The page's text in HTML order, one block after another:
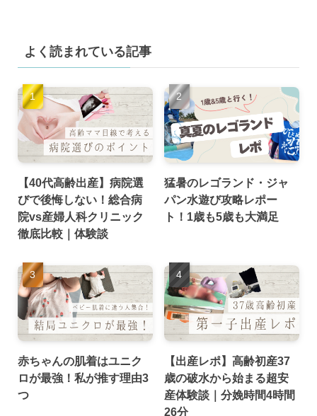
よく読まれている記事
【40代高齢出産】病院選
びで後悔しない！総合病
院vs産婦人科クリニック
徹底比較｜体験談
猛暑のレゴランド・ジャ
パン水遊び攻略レポー
ト！1歳も5歳も大満足
赤ちゃんの肌着はユニク
ロが最強！私が推す理由3
つ
【出産レポ】高齢初産37
歳の破水から始まる超安
産体験談｜分娩時間4時間
26分